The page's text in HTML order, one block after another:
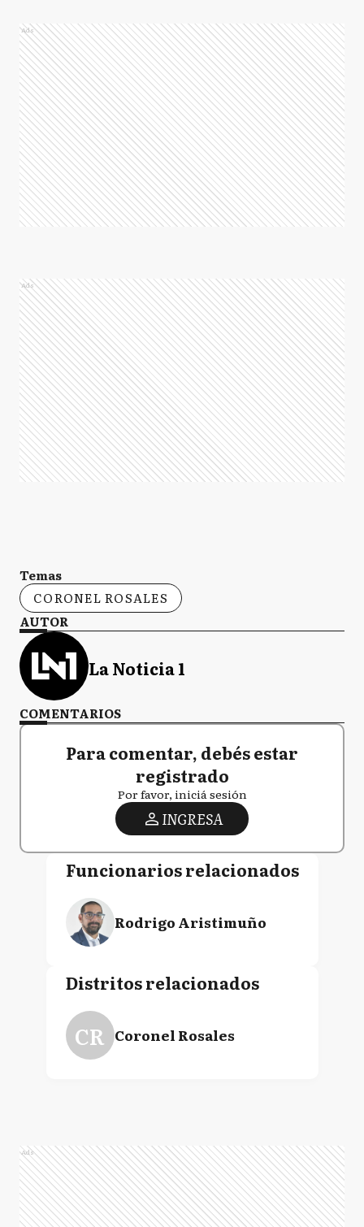
Ads
Ads
Temas
CORONEL ROSALES
AUTOR
La Noticia 1
COMENTARIOS
Para comentar, debés estar
registrado
Por favor, iniciá sesión
INGRESA
Funcionarios relacionados
Rodrigo Aristimuño
Distritos relacionados
CR Coronel Rosales
Ads